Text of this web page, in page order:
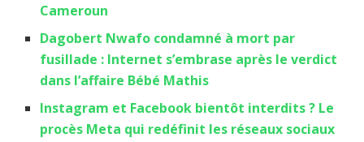
Cameroun
Dagobert Nwafo condamné à mort par
fusillade : Internet s’embrase après le verdict
dans l’affaire Bébé Mathis
Instagram et Facebook bientôt interdits ? Le
procès Meta qui redéfinit les réseaux sociaux